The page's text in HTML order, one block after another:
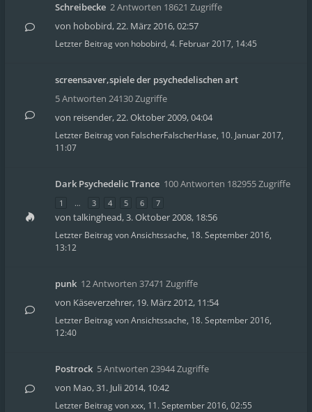
Schreibecke 2 Antworten 18621 Zugriffe
von hobobird,22. März 2016, 02:57
Letzter Beitrag von hobobird, 4. Februar 2017, 14:45
screensaver,spiele der psychedelischen art
5 Antworten 24130 Zugriffe
von reisender,22. Oktober 2009, 04:04
Letzter Beitrag von FalscherFalscherHase, 10. Januar 2017,
11:07
Dark Psychedelic Trance 100 Antworten 182955 Zugriffe
1 … 3 4 5 6 7
von talkinghead,3. Oktober 2008, 18:56
Letzter Beitrag vonAnsichtssache, 18. September 2016,
13:12
punk 12 Antworten 37471 Zugriffe
von Käseverzehrer, 19. März 2012, 11:54
Letzter Beitrag vonAnsichtssache, 18. September 2016,
12:40
Postrock 5 Antworten 23944 Zugriffe
von Mao,31. Juli 2014, 10:42
Letzter Beitrag vonxxx, 11. September 2016, 02:55